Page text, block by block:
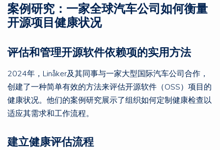
案例研究：一家全球汽车公司如何衡量
开源项目健康状况
评估和管理开源软件依赖项的实用方法
2024年，Linåker及其同事与一家大型国际汽车公司合作，
创建了一种简单有效的方法来评估开源软件（OSS）项目的
健康状况。他们的案例研究展示了组织如何定制健康检查以
适应其需求和工作流程。
建立健康评估流程